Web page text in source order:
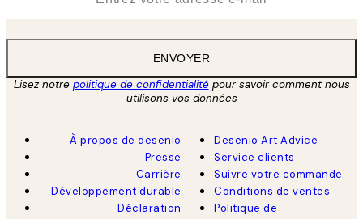
ENVOYER
Lisez notre politique de confidentialitépour savoir comment nous
utilisons vos données
À propos de desenio
Presse
Carrière
Développement durable
Déclaration
Desenio Art Advice
Service clients
Suivre votre commande
Conditions de ventes
Politique de